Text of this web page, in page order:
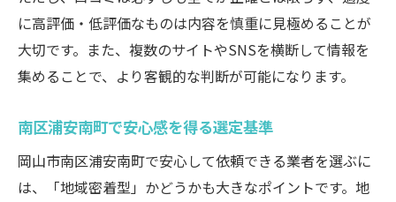
に高評価・低評価なものは内容を慎重に見極めることが
大切です。また、複数のサイトやSNSを横断して情報を
集めることで、より客観的な判断が可能になります。
南区浦安南町で安心感を得る選定基準
岡山市南区浦安南町で安心して依頼できる業者を選ぶに
は、「地域密着型」かどうかも大きなポイントです。地